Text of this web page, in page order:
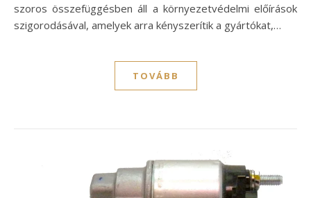
szoros összefüggésben áll a környezetvédelmi előírások
szigorodásával, amelyek arra kényszerítik a gyártókat,…
TOVÁBB